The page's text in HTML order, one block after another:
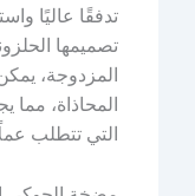
تدفقًا عاليًا
تصميمها
المزدوجة،
المحاذاة، مما
التي تتطلب